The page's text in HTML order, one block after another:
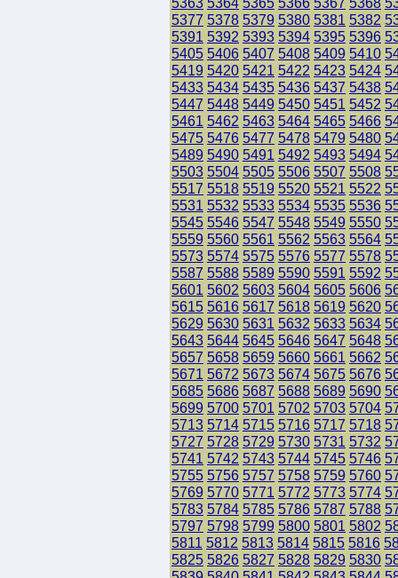
5377 5378 5379 5380 5381 5382
5391 5392 5393 5394 5395 5396
5405 5406 5407 5408 5409 5410
5419 5420 5421 5422 5423 5424
5433 5434 5435 5436 5437 5438
5447 5448 5449 5450 5451 5452
5461 5462 5463 5464 5465 5466
5475 5476 5477 5478 5479 5480
5489 5490 5491 5492 5493 5494
5503 5504 5505 5506 5507 5508
5517 5518 5519 5520 5521 5522
5531 5532 5533 5534 5535 5536
5545 5546 5547 5548 5549 5550
5559 5560 5561 5562 5563 5564
5573 5574 5575 5576 5577 5578
5587 5588 5589 5590 5591 5592
5601 5602 5603 5604 5605 5606
5615 5616 5617 5618 5619 5620
5629 5630 5631 5632 5633 5634
5643 5644 5645 5646 5647 5648
5657 5658 5659 5660 5661 5662
5671 5672 5673 5674 5675 5676
5685 5686 5687 5688 5689 5690
5699 5700 5701 5702 5703 5704
5713 5714 5715 5716 5717 5718
5727 5728 5729 5730 5731 5732
5741 5742 5743 5744 5745 5746
5755 5756 5757 5758 5759 5760
5769 5770 5771 5772 5773 5774
5783 5784 5785 5786 5787 5788
5797 5798 5799 5800 5801 5802
5811 5812 5813 5814 5815 5816
5825 5826 5827 5828 5829 5830